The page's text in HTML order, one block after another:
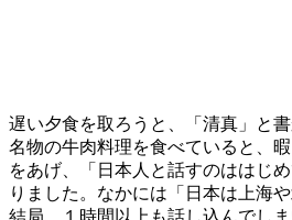
遅い夕食を取ろうと、「清真」と
名物の牛肉料理を食べていると、
をあげ、「日本人と話すのははじ
りました。なかには「日本は上海
結局、１時間以上も話し込んでしま